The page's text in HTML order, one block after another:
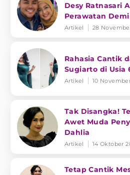
Desy Ratnasari
Perawatan
Artikel 28
Rahasia Cantik
Sugiarto di Usia
Artikel 10
Tak Disangka!
Awet Muda
Dahlia
Artikel 14 Oktober
Tetap Cantik